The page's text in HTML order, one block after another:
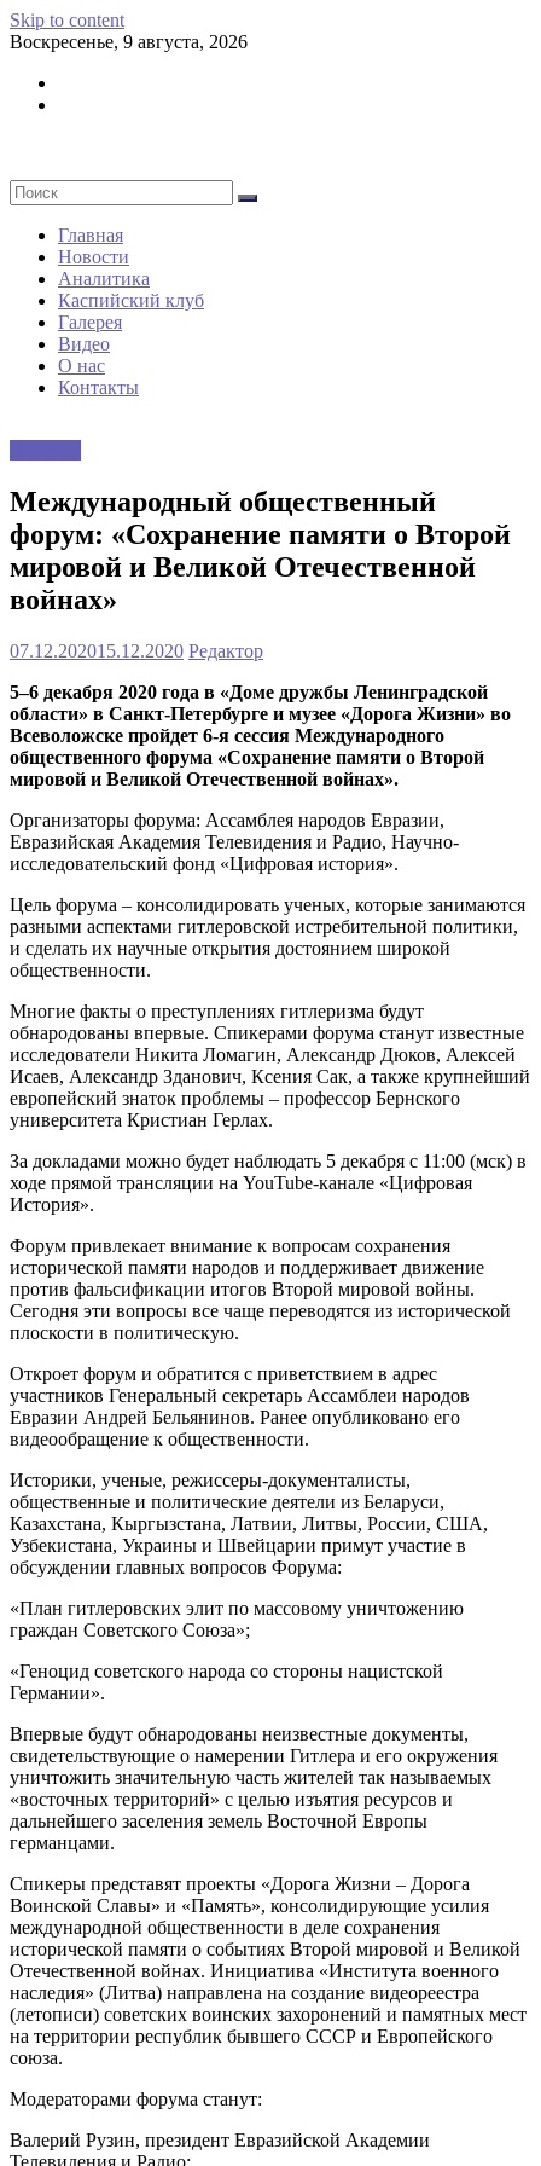
Skip to content
Воскресенье, 9 августа, 2026
Главная
Новости
Аналитика
Каспийский клуб
Галерея
Видео
О нас
Контакты
Международный общественный
форум: «Сохранение памяти о Второй
мировой и Великой Отечественной
войнах»
07.12.202015.12.2020 Редактор
5–6 декабря 2020 года в «Доме дружбы Ленинградской
области» в Санкт-Петербурге и музее «Дорога Жизни» во
Всеволожске пройдет 6-я сессия Международного
общественного форума «Сохранение памяти о Второй
мировой и Великой Отечественной войнах».
Организаторы форума: Ассамблея народов Евразии,
Евразийская Академия Телевидения и Радио, Научно-
исследовательский фонд «Цифровая история».
Цель форума – консолидировать ученых, которые занимаются
разными аспектами гитлеровской истребительной политики,
и сделать их научные открытия достоянием широкой
общественности.
Многие факты о преступлениях гитлеризма будут
обнародованы впервые. Спикерами форума станут известные
исследователи Никита Ломагин, Александр Дюков, Алексей
Исаев, Александр Зданович, Ксения Сак, а также крупнейший
европейский знаток проблемы – профессор Бернского
университета Кристиан Герлах.
За докладами можно будет наблюдать 5 декабря с 11:00 (мск) в
ходе прямой трансляции на YouTube-канале «Цифровая
История».
Форум привлекает внимание к вопросам сохранения
исторической памяти народов и поддерживает движение
против фальсификации итогов Второй мировой войны.
Сегодня эти вопросы все чаще переводятся из исторической
плоскости в политическую.
Откроет форум и обратится с приветствием в адрес
участников Генеральный секретарь Ассамблеи народов
Евразии Андрей Бельянинов. Ранее опубликовано его
видеообращение к общественности.
Историки, ученые, режиссеры-документалисты,
общественные и политические деятели из Беларуси,
Казахстана, Кыргызстана, Латвии, Литвы, России, США,
Узбекистана, Украины и Швейцарии примут участие в
обсуждении главных вопросов Форума:
«План гитлеровских элит по массовому уничтожению
граждан Советского Союза»;
«Геноцид советского народа со стороны нацистской
Германии».
Впервые будут обнародованы неизвестные документы,
свидетельствующие о намерении Гитлера и его окружения
уничтожить значительную часть жителей так называемых
«восточных территорий» с целью изъятия ресурсов и
дальнейшего заселения земель Восточной Европы
германцами.
Спикеры представят проекты «Дорога Жизни – Дорога
Воинской Славы» и «Память», консолидирующие усилия
международной общественности в деле сохранения
исторической памяти о событиях Второй мировой и Великой
Отечественной войнах. Инициатива «Института военного
наследия» (Литва) направлена на создание видеореестра
(летописи) советских воинских захоронений и памятных мест
на территории республик бывшего СССР и Европейского
союза.
Модераторами форума станут:
Валерий Рузин, президент Евразийской Академии
Телевидения и Радио;